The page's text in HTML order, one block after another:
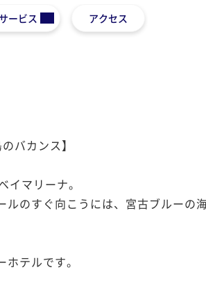
ービス アクセス
バカンス】
マリーナ。
のすぐ向こうには、宮古ブルーの
テルです。